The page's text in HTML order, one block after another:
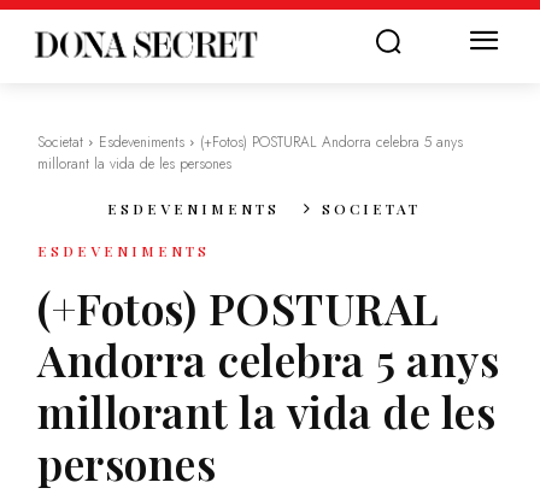
Societat Esdeveniments
(+Fotos) POSTURAL Andorra celebra 5 anys
millorant la vida de les persones
ESDEVENIMENTS SOCIETAT
ESDEVENIMENTS
(+Fotos) POSTURAL
Andorra celebra 5 anys
millorant la vida de les
persones